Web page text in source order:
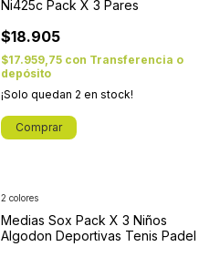
Ni425c Pack X 3 Pares
$18.905
$17.959,75 con Transferencia o
depósito
¡Solo quedan 2 en stock!
Comprar
Medias Sox Pack X 3 Niños
Algodon Deportivas Tenis Padel
2 colores